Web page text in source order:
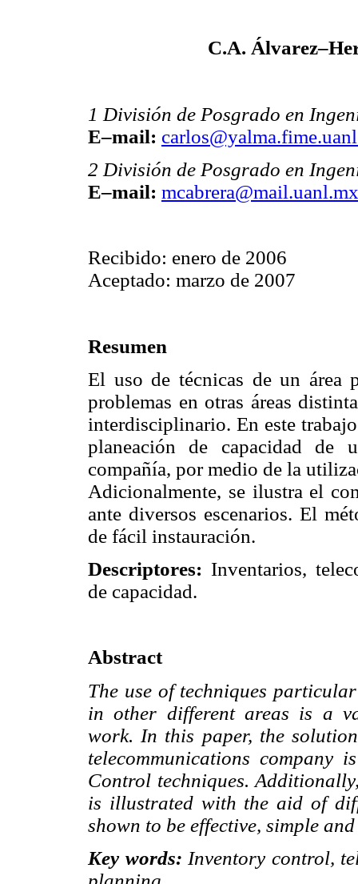
C.A.
1 División de Posgrado en
E–mail:
2 División de Posgrado en
E–mail: mcabrera@mail.uanl.mx
Recibido: enero de 2006
Aceptado: marzo de 2007
Resumen
El uso de técnicas de un área
problemas en otras áreas
interdisciplinario. En este
planeación de capacidad de
compañía, por medio de la
Adicionalmente, se ilustra el
ante diversos escenarios. El
de fácil instauración.
Descriptores: Inventarios,
de capacidad.
Abstract
The use of techniques
in other different areas is a
work. In this paper, the
telecommunications company
Control techniques.
is illustrated with the aid of
shown to be effective, simple
Key words: Inventory control,